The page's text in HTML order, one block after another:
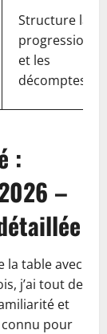
Structure la
progression
et les
décomptes
:
–
la table avec
j’ai tout de
et
connu pour